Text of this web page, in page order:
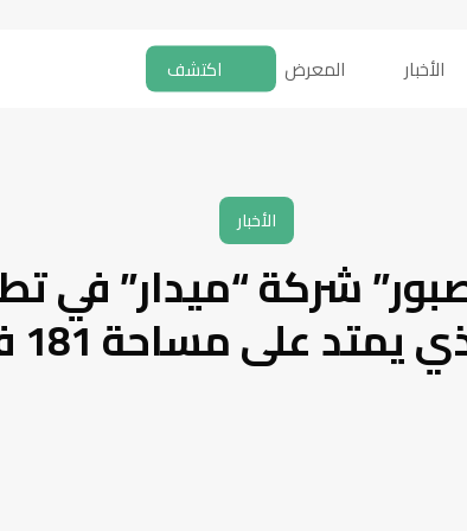
الأخبار المعرض اكتشف
الأخبار
شركة “ميدار” في
على مساحة 181 فدانا.